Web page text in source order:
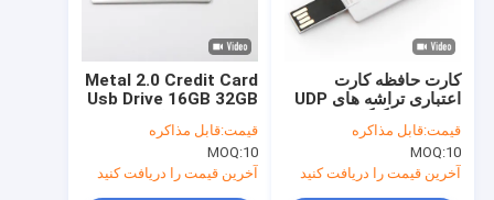
Metal 2.0 Credit Card
Usb Drive 16GB 32GB
حافظه کامل
قیمت:قابل مذاکره
MOQ:10
آخرین قیمت را دریافت کنید
کارت حافظه کارت
اعتباری تراشه های UDP
مگابایت بر ثانیه
قیمت:قابل مذاکره
MOQ:10
آخرین قیمت را دریافت کنید